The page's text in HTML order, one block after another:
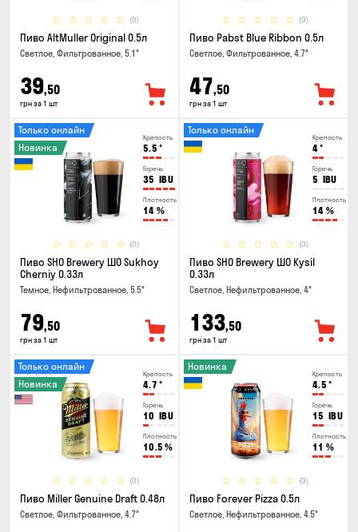
(0)
Пиво AltMuller Original 0.5л
Светлое, Фильтрованное, 5.1°
39,50
грн за 1 шт
(0)
Пиво Pabst Blue Ribbon 0.5л
Светлое, Фильтрованное, 4.7°
47,50
грн за 1 шт
Крепость
5.5 °
Горечь
35 IBU
Плотность
14 %
(0)
Только онлайн
Новинка
Пиво SHO Brewery ШО Sukhoy
Cherniy 0.33л
Темное, Нефильтрованное, 5.5°
79,50
грн за 1 шт
Крепость
4°
Горечь
5 IBU
Плотность
14 %
(0)
Только онлайн
Пиво SHO Brewery ШО Kysil
0.33л
Светлое, Нефильтрованное, 4°
133,50
грн за 1 шт
Крепость
4.7 °
Горечь
10 IBU
Плотность
10.5 %
(0)
Только онлайн
Новинка
Пиво Miller Genuine Draft 0.48л
Светлое, Фильтрованное, 4.7°
Крепость
4.5 °
Горечь
15 IBU
Плотность
11 %
(0)
Новинка
Пиво Forever Pizza 0.5л
Светлое, Нефильтрованное, 4.5°